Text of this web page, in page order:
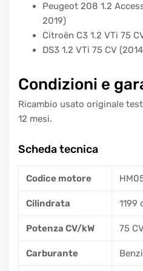
Peugeot 208 1.2
2019)
Citroën C3 1.2 VTi 75
DS3 1.2 VTi 75 CV
Condizioni e
Ricambio usato originale
12 mesi.
Scheda tecnica
Codice motore
Cilindrata 1199
Potenza CV/kW 75
Carburante